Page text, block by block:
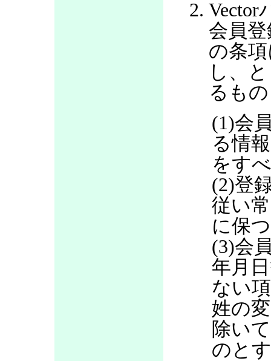
Vector
会員
の条
し、
るも
(1)会
る情
をす
(2)登
従い
に保
(3)会
年月
ない
姓の
除い
のと